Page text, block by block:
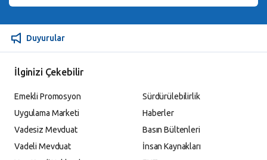
Duyurular
İlginizi Çekebilir
Emekli Promosyon
Uygulama Marketi
Vadesiz Mevduat
Vadeli Mevduat
Sürdürülebilirlik
Haberler
Basın Bültenleri
İnsan Kaynakları